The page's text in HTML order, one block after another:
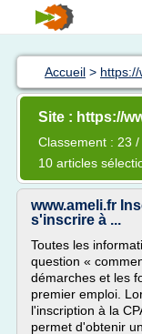
Accueil >
Site : https://
Classement : 23
10 articles
www.ameli.fr
s'inscrire à ...
Toutes les
question «
démarches et les
premier emploi.
l'inscription à la
permet d'obtenir